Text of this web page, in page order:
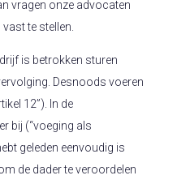
vragen onze advocaten
te stellen.
is betrokken sturen
Desnoods voeren
12”). In de
bij (“voeging als
geleden eenvoudig is
de dader te veroordelen